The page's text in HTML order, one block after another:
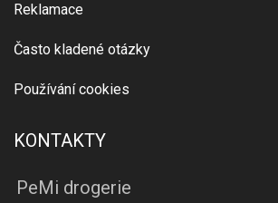
Reklamace
Často kladené otázky
Používání cookies
KONTAKTY
PeMi drogerie